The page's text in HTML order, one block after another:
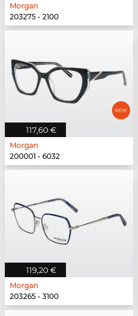
Morgan
203275 - 2100
117,60 €
Morgan
200001 - 6032
119,20 €
Morgan
203265 - 3100